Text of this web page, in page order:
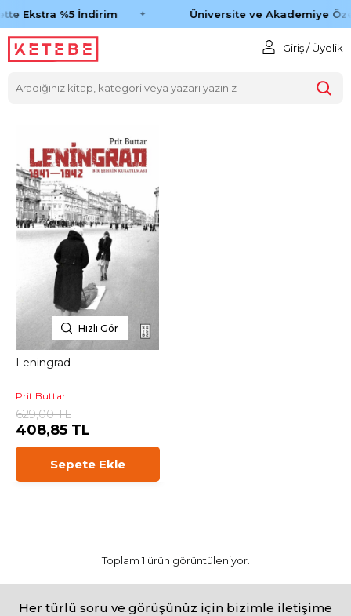
Ekstra %5 İndirim Üniversite ve Akademiye
Giriş / Üyelik
Hızlı Gör
Leningrad
Prit Buttar
629,00 TL
408,85 TL
Sepete Ekle
Toplam 1 ürün görüntüleniyor.
Her türlü soru ve görüşünüz için bizimle iletişime